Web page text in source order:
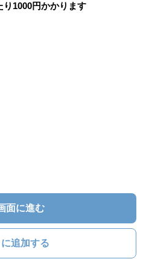
り 1000円かかります
面に進む
追加する